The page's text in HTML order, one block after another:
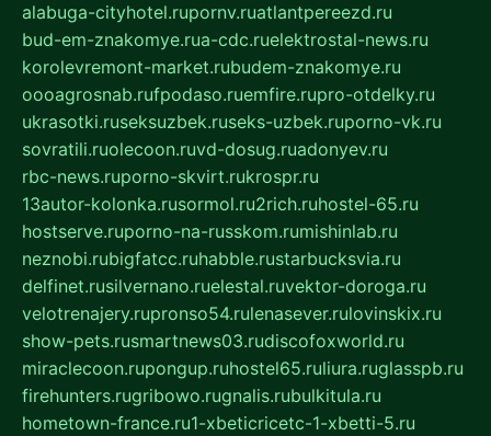
alabuga-cityhotel.rupornv.ruatlantpereezd.ru
bud-em-znakomye.rua-cdc.ruelektrostal-news.ru
korolevremont-market.rubudem-znakomye.ru
oooagrosnab.rufpodaso.ruemfire.rupro-otdelky.ru
ukrasotki.ruseksuzbek.ruseks-uzbek.ruporno-vk.ru
sovratili.ruolecoon.ruvd-dosug.ruadonyev.ru
rbc-news.ruporno-skvirt.rukrospr.ru
13autor-kolonka.rusormol.ru2rich.ruhostel-65.ru
hostserve.ruporno-na-russkom.rumishinlab.ru
neznobi.rubigfatcc.ruhabble.rustarbucksvia.ru
delfinet.rusilvernano.ruelestal.ruvektor-doroga.ru
velotrenajery.rupronso54.rulenasever.rulovinskix.ru
show-pets.rusmartnews03.rudiscofoxworld.ru
miraclecoon.rupongup.ruhostel65.ruliura.ruglasspb.ru
firehunters.rugribowo.rugnalis.rubulkitula.ru
hometown-france.ru1-xbeticricetc-1-xbetti-5.ru